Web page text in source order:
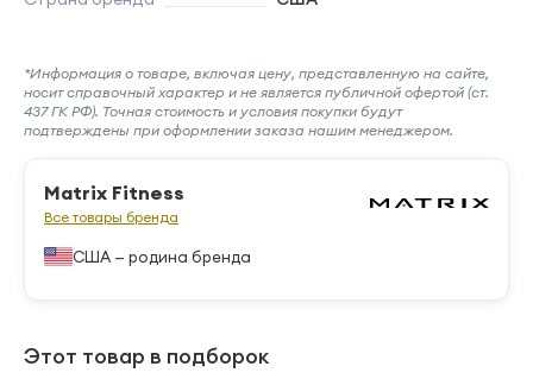
*Информация о товаре, включая цену, представленную на сайте,
носит справочный характер и не является публичной офертой (ст.
437 ГК РФ). Точная стоимость и условия покупки будут
подтверждены при оформлении заказа нашим менеджером.
Matrix Fitness
Все товары бренда
США — родина бренда
Этот товар в подборок